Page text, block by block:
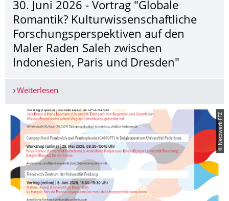
30. Juni 2026 - Vortrag "Globale
Romantik? Kulturwissen­schaftliche
Forschungsper­spektiven auf den
Maler Raden Saleh zwischen
Indonesien, Paris und Dresden"
Weiterlesen
© Netzwerk FFZ